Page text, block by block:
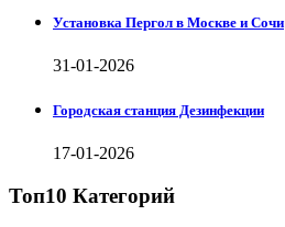
Установка Пергол в Москве и Сочи
31-01-2026
Городская станция Дезинфекции
17-01-2026
Топ10 Категорий